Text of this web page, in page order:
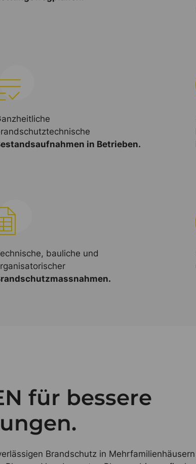
in Betrieben.
bauliche und
für bessere
Brandschutz in